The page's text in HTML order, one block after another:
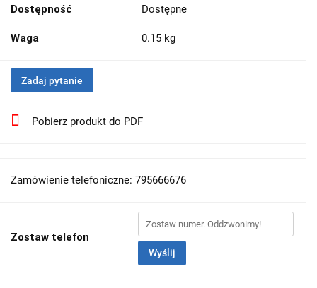
Dostępność Dostępne
Waga 0.15 kg
Zadaj pytanie
Pobierz produkt do PDF
Zamówienie telefoniczne: 795666676
Zostaw telefon
Wyślij